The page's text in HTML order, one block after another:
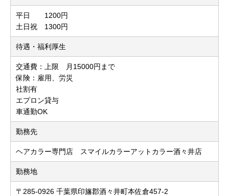
平日 1200円
土日祝 1300円
待遇・福利厚生
交通費：上限 月15000円まで
保険：雇用、労災
社割有
エプロン貸与
車通勤OK
勤務先
ヘアカラー専門店 スマイルカラーアットカラー酒々井店
勤務地
〒285-0926 千葉県印旛郡酒々井町本佐倉457-2